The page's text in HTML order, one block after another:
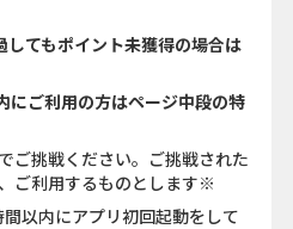
てもポイント未獲得の場合は
ご利用の方はページ中段の特
ご挑戦ください。ご挑戦された
ご利用するものとします※
以内にアプリ初回起動をして